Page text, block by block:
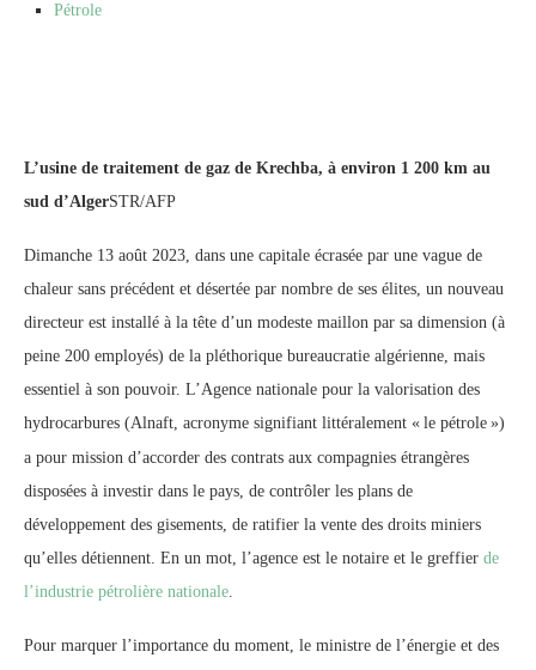
Pétrole
L’usine de traitement de gaz de Krechba, à environ 1 200 km au
sud d’AlgerSTR/AFP
Dimanche 13 août 2023, dans une capitale écrasée par une vague de
chaleur sans précédent et désertée par nombre de ses élites, un nouveau
directeur est installé à la tête d’un modeste maillon par sa dimension (à
peine 200 employés) de la pléthorique bureaucratie algérienne, mais
essentiel à son pouvoir. L’Agence nationale pour la valorisation des
hydrocarbures (Alnaft, acronyme signifiant littéralement « le pétrole »)
a pour mission d’accorder des contrats aux compagnies étrangères
disposées à investir dans le pays, de contrôler les plans de
développement des gisements, de ratifier la vente des droits miniers
qu’elles détiennent. En un mot, l’agence est le notaire et le greffier de
l’industrie pétrolière nationale.
Pour marquer l’importance du moment, le ministre de l’énergie et des